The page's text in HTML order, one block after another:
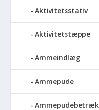
Aktivitetsstativ
Aktivitetstæppe
Ammeindlæg
Ammepude
Ammepudebetræk